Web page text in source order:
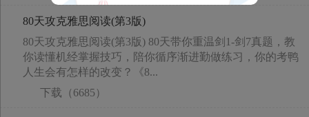
80天攻克雅思阅读(第3版)
80天攻克雅思阅读(第3版) 80天带你重温剑1-剑7真题，教
你读懂机经掌握技巧，陪你循序渐进勤做练习，你的考鸭
人生会有怎样的改变？《8...
下载（6685）